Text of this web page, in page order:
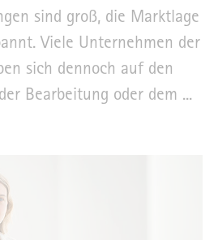
sind groß, die Marktlage
Viele Unternehmen der
sich dennoch auf den
Bearbeitung oder dem ...